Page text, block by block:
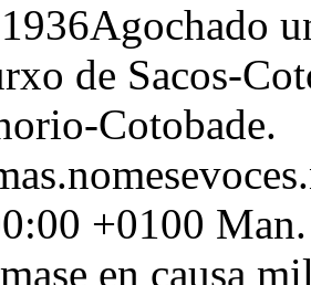
de Sacos-
Cotobade.
+0100
en causa